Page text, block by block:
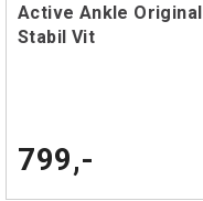
Active Ankle Original
Stabil Vit
799,-